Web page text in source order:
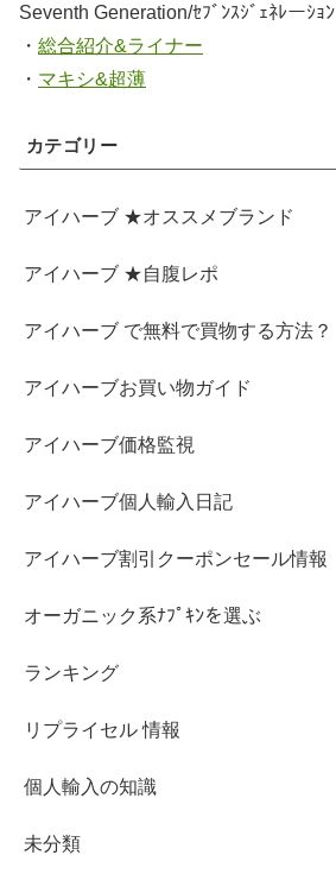
Seventh Generation/ｾﾌﾞﾝｽｼﾞｪﾈﾚーｼｮﾝ
・ 総合紹介&ライナー
・ マキシ&超薄
カテゴリー
アイハーブ ★オススメブランド
アイハーブ ★自腹レポ
アイハーブ で無料で買物する方法？
アイハーブお買い物ガイド
アイハーブ価格監視
アイハーブ個人輸入日記
アイハーブ割引クーポンセール情報
オーガニック系ﾅﾌﾟｷﾝを選ぶ
ランキング
リプライセル 情報
個人輸入の知識
未分類